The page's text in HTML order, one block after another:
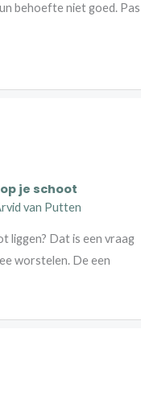
behoefte niet goed. Pas
je schoot
van Putten
liggen? Dat is een vraag
worstelen. De een